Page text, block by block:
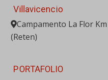
Villavicencio
Campamento La Flor
(Reten)
PORTAFOLIO